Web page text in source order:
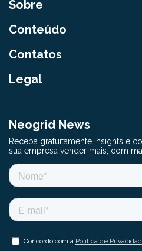
Sobre
Conteúdo
Contatos
Legal
Neogrid News